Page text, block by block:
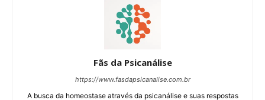
Fãs da Psicanálise
https://www.fasdapsicanalise.com.br
A busca da homeostase através da psicanálise e suas respostas